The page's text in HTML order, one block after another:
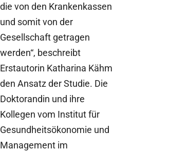
die von den Krankenkassen
und somit von der
Gesellschaft getragen
werden“, beschreibt
Erstautorin Katharina Kähm
den Ansatz der Studie. Die
Doktorandin und ihre
Kollegen vom Institut für
Gesundheitsökonomie und
Management im